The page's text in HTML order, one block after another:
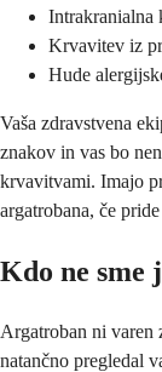
Intrakranialna
Krvavitev iz
Hude
Vaša zdravstvena
znakov in vas bo
krvavitvami. Imajo
argatrobana, če
Kdo ne sme
Argatroban ni varen
natančno pregledal